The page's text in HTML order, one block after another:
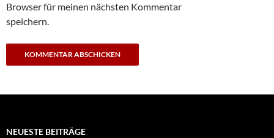
Browser für meinen nächsten Kommentar
speichern.
NEUESTE BEITRÄGE